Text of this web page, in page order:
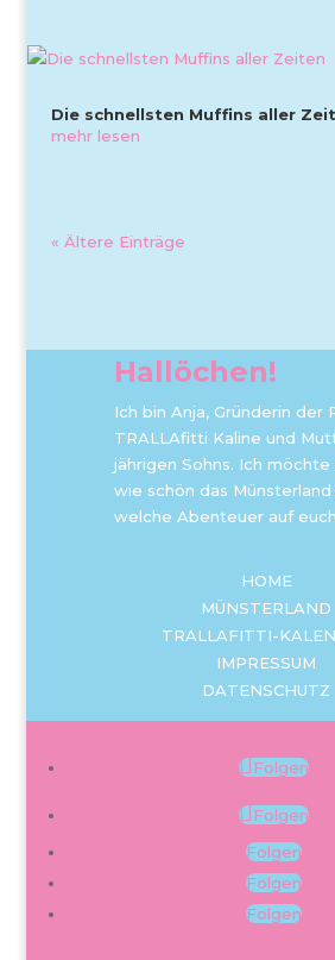
Die schnellsten Muffins aller
mehr lesen
« Ältere Einträge
Hallöchen!
Ich bin Anja, Gründerin der
TRALLAfitti Kaline und
jährigen Sohns. Ich
wie schön das Münsterland
welche Abenteuer auf
HOME
MÜNSTERLAND
TRALLAFITTI-
IMPRESSUM
DATENSCHUTZ
Folgen
Folgen
Folgen
Folgen
Folgen